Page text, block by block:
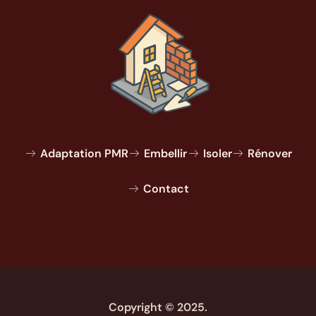
Adaptation PMR Embellir Isoler Rénover
Contact
Copyright © 2025.